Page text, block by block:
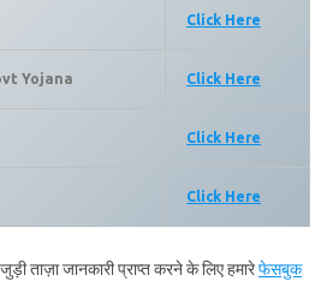
Click Here
Yojana Click Here
Click Here
Click Here
ताज़ा जानकारी प्राप्त करने के लिए हमारेफेसबुक